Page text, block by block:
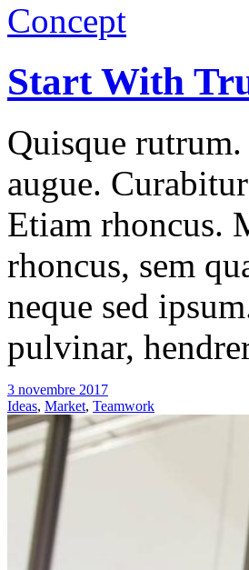
Concept
Start With
Quisque
augue.
Etiam rhoncus.
rhoncus, sem
neque sed
pulvinar,
3 novembre 2017
Ideas, Market, Teamwork